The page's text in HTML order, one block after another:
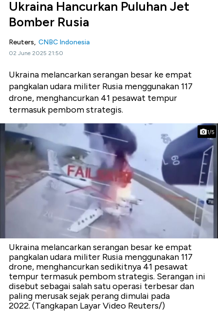
Ukraina Hancurkan Puluhan Jet
Bomber Rusia
Reuters, CNBC Indonesia
02 June 2025 21:50
Ukraina melancarkan serangan besar ke empat
pangkalan udara militer Rusia menggunakan 117
drone, menghancurkan 41 pesawat tempur
termasuk pembom strategis.
1/5
Ukraina melancarkan serangan besar ke empat
pangkalan udara militer Rusia menggunakan 117
drone, menghancurkan sedikitnya 41 pesawat
tempur termasuk pembom strategis. Serangan ini
disebut sebagai salah satu operasi terbesar dan
paling merusak sejak perang dimulai pada
2022. (Tangkapan Layar Video Reuters/)